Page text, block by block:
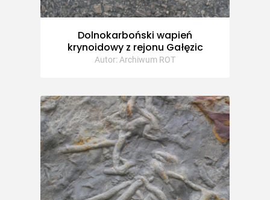
Dolnokarboński wapień
krynoidowy z rejonu Gałęzic
Autor: Archiwum ROT